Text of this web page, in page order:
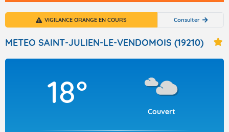
Articles
VIGILANCE ORANGE EN COURS Consulter
METEO SAINT-JULIEN-LE-VENDOMOIS (19210)
18°
Couvert